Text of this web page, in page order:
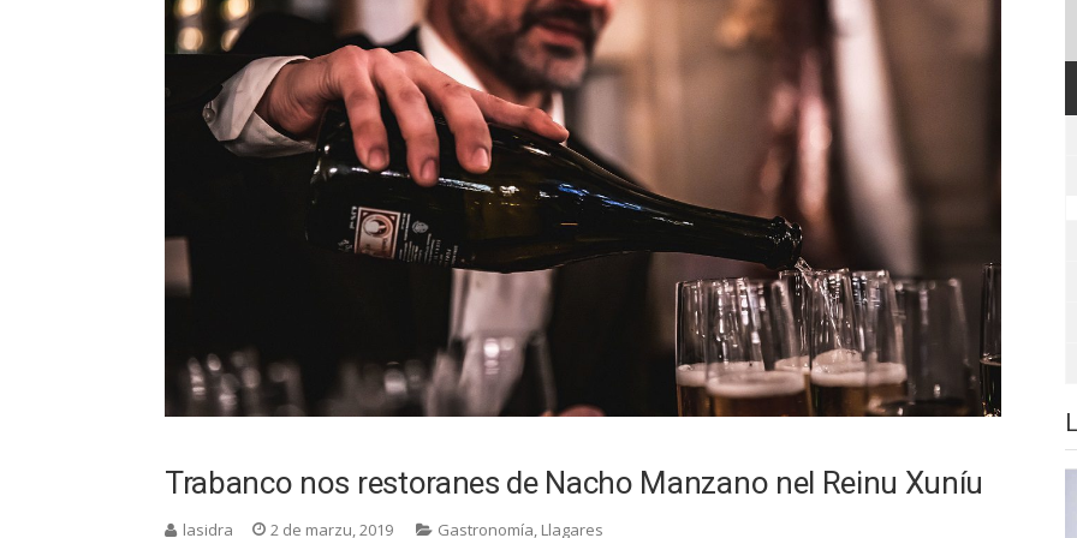
Trabanco nos restoranes de Nacho Manzano nel Reinu Xuníu
lasidra 2 de marzu, 2019 Gastronomía, Llagares